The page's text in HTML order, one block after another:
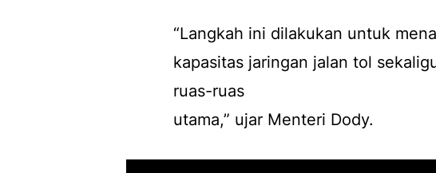
“Langkah ini dilakukan untuk
kapasitas jaringan jalan tol
ruas-ruas
utama,” ujar Menteri Dody.